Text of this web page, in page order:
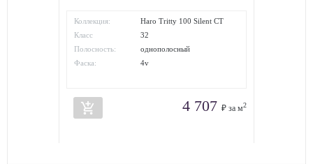
Коллекция:
Haro Tritty 100 Silent CT
Класс
износостойкости:
32
Полосность:
однополосный
Фаска:
4v
add_shopping_cart 4 707 ₽ за м2